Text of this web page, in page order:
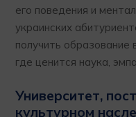
его поведения и
украинских
получить образование
где ценится наука,
Университет,
культурном